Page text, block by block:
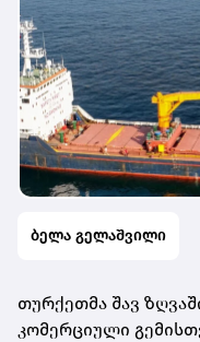
ბელა გელაშვილი
თურქეთმა შავ
კომერციული